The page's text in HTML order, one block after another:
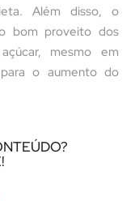
Além disso, o
bom proveito dos
mesmo em
o aumento do